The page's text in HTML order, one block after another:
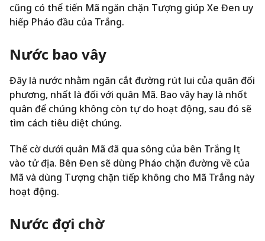
cũng có thể tiến Mã ngăn chặn Tượng giúp Xe Đen uy
hiếp Pháo đầu của Trắng.
Nước bao vây
Đây là nước nhằm ngăn cắt đường rút lui của quân đối
phương, nhất là đối với quân Mã. Bao vây hay là nhốt
quân để chúng không còn tự do hoạt động, sau đó sẽ
tìm cách tiêu diệt chúng.
Thế cờ dưới quân Mã đã qua sông của bên Trắng lọt
vào tử địa. Bên Đen sẽ dùng Pháo chặn đường về của
Mã và dùng Tượng chặn tiếp không cho Mã Trắng này
hoạt động.
Nước đợi chờ